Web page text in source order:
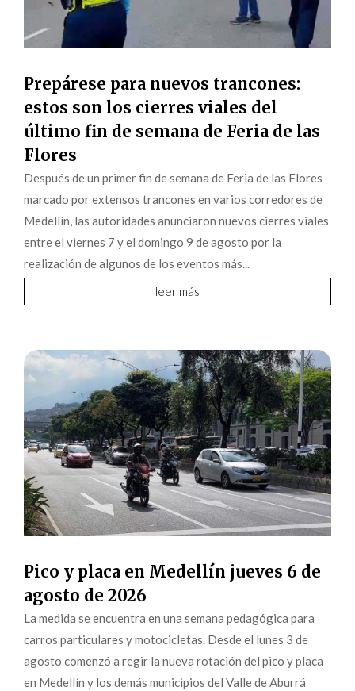
Prepárese para nuevos trancones:
estos son los cierres viales del
último fin de semana de Feria de las
Flores
Después de un primer fin de semana de Feria de las Flores
marcado por extensos trancones en varios corredores de
Medellín, las autoridades anunciaron nuevos cierres viales
entre el viernes 7 y el domingo 9 de agosto por la
realización de algunos de los eventos más...
leer más
Pico y placa en Medellín jueves 6 de
agosto de 2026
La medida se encuentra en una semana pedagógica para
carros particulares y motocicletas. Desde el lunes 3 de
agosto comenzó a regir la nueva rotación del pico y placa
en Medellín y los demás municipios del Valle de Aburrá